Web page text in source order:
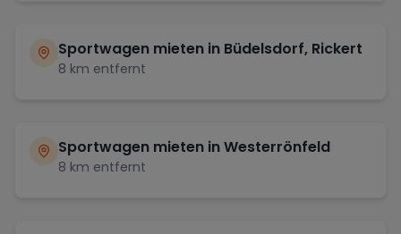
Sportwagen mieten in Büdelsdorf, Rickert
8 km entfernt
Sportwagen mieten inWesterrönfeld
8 km entfernt